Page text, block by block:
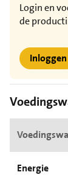
Login en
de
Inloggen
Energie